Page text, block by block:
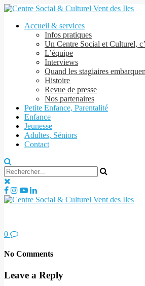
Accueil & services
Infos pratiques
Un Centre Social et Culturel,
L’équipe
Interviews
Quand les stagiaires
Histoire
Revue de presse
Nos partenaires
Petite Enfance, Parentalité
Enfance
Jeunesse
Adultes, Séniors
Contact
0
No Comments
Leave a Reply